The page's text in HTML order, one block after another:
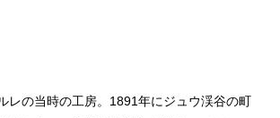
レの当時の工房。1891年にジュウ渓谷の町